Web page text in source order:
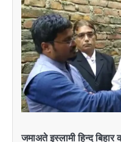
जमाअते इस्लामी हिन्द